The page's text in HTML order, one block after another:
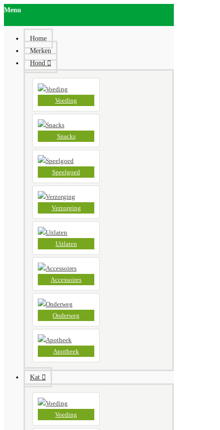
Menu
Home
Merken
Hond
Voeding
Snacks
Speelgoed
Verzorging
Uitlaten
Accessoires
Onderweg
Apotheek
Kat
Voeding